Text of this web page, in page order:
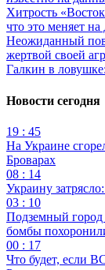
Хитрость
что это меняет
Неожиданный
жертвой своей
Галкин в
Новости сегодня
19 : 45
На Украине
Броварах
08 : 14
Украину
03 : 10
Подземный
бомбы
00 : 17
Что будет, если